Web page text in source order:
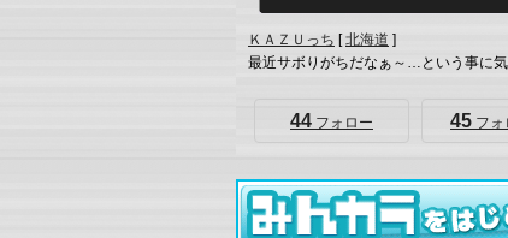
ＫＡＺＵっち [北海道 ]
最近サボりがちだなぁ～…という事に気
44 フォロー 45 フォ